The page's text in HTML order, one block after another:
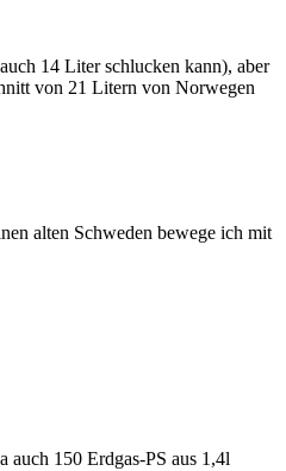
14 Liter schlucken kann), aber
von 21 Litern von Norwegen
alten Schweden bewege ich mit
150 Erdgas-PS aus 1,4l